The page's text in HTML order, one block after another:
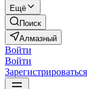
Ещё
Поиск
Алмазный
Войти
Войти
Зарегистрироваться